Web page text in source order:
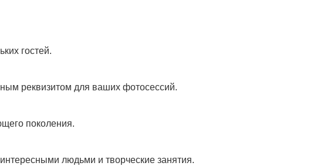
гостей.
реквизитом для ваших фотосессий.
поколения.
людьми и творческие занятия.